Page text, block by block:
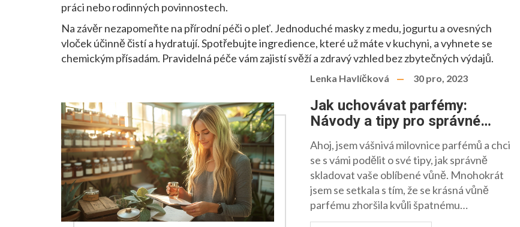
práci nebo rodinných povinnostech.
Na závěr nezapomeňte na přírodní péči o pleť. Jednoduché masky z medu, jogurtu a ovesných
vloček účinně čistí a hydratují. Spotřebujte ingredience, které už máte v kuchyni, a vyhnete se
chemickým přísadám. Pravidelná péče vám zajistí svěží a zdravý vzhled bez zbytečných výdajů.
Lenka Havlíčková 30 pro, 2023
Jak uchovávat parfémy:
Návody a tipy pro správné
trvanlivosti
Ahoj, jsem vášnivá milovnice parfémů a chci
se s vámi podělit o své tipy, jak správně
skladovat vaše oblíbené vůně. Mnohokrát
jsem se setkala s tím, že se krásná vůně
parfému zhoršila kvůli špatnému
skladování. Už vím, že je důležité parfémy